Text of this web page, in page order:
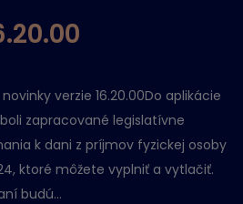
verzie 16.20.00Do aplikácie
zapracované legislatívne
k dani z príjmov fyzickej osoby
ktoré môžete vyplniť a vytlačiť.
budú...